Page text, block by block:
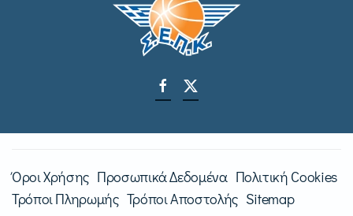
Όροι Χρήσης Προσωπικά Δεδομένα Πολιτική Cookies
Τρόποι Πληρωμής Τρόποι Αποστολής Sitemap